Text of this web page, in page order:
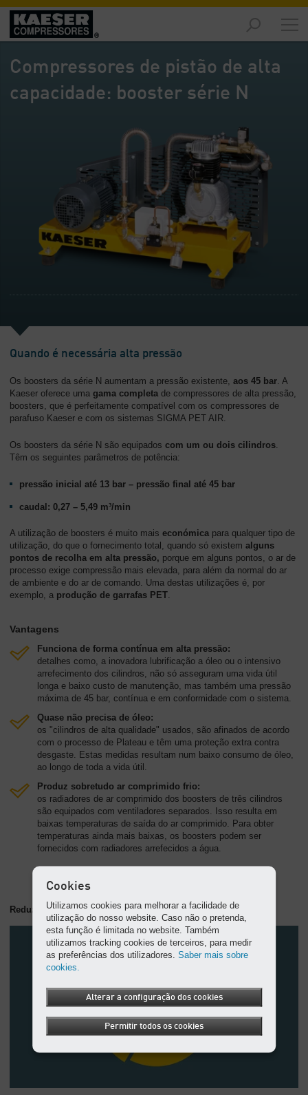
Produtos
Visão
Empresa
Compressores de pistão de alta
capacidade: booster série N
Quando é necessária alta pressão
Os boosters da série N aumentam a pressão existente, aos 45 bar. A
Kaeser oferece uma gama completa de compressores de alta pressão,
boosters, que é perfeitamente compatível com os compressores de
parafuso Kaeser e com os sistemas SIGMA PET AIR.
Os boosters da série N são equipados com um ou dois cilindros.
Têm os seguintes parâmetros de potência:
pressão inicial até 13 bar – pressão final até 45 bar
caudal: 0,27 – 5,49 m³/min
A utilização de boosters é muito mais económica para qualquer tipo de
utilização, do que o fornecimento total, quando só existem alguns
pontos de recolha em alta pressão, porque em alguns pontos, o ar de
processo exige compressão mais elevada, para além da normal do ar
de ambiente e do ar de comando. Uma destas utilizações é, por
exemplo, a produção de garrafas PET.
Vantagens
Funciona de forma contínua em alta pressão:
detalhes como, a inovadora lubrificação a óleo ou o intensivo
arrefecimento dos cilindros, não só asseguram uma vida útil
longa e baixo custo de manutenção, mas também uma pressão
máxima de 45 bar, contínua e em conformidade com o sistema.
Quase não precisa de óleo:
os "cilindros de alta qualidade" usados, são afinados de acordo
com o processo de Plateau e têm uma proteção extra contra
desgaste. Estas medidas resultam num baixo consumo de óleo,
ao longo de toda a vida útil.
Produz sobretudo ar comprimido frio:
os radiadores de ar comprimido dos boosters de três cilindros
são equipados com ventiladores separados. Isso resulta em
baixas temperaturas de saída do ar comprimido. Para obter
temperaturas ainda mais baixas, os boosters podem ser
fornecidos com radiadores arrefecidos a água.
Reduzir custos de energia
Cookies
Utilizamos cookies para melhorar a facilidade de
utilização do nosso website. Caso não o pretenda,
esta função é limitada no website. Também
utilizamos tracking cookies de terceiros, para medir
as preferências dos utilizadores.Saber mais sobre
cookies.
Alterar a configuração dos cookies
Permitir todos os cookies